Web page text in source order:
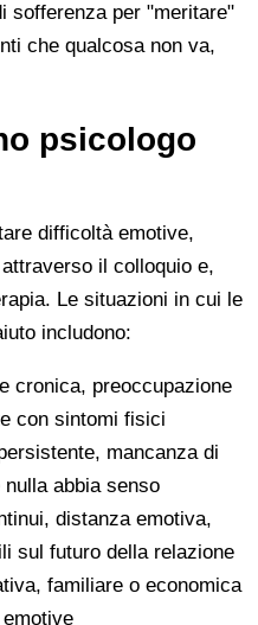
sofferenza per "meritare"
che qualcosa non va,
psicologo
difficoltà emotive,
il colloquio e,
Le situazioni in cui le
includono:
cronica, preoccupazione
con sintomi fisici
mancanza di
abbia senso
distanza emotiva,
sul futuro della relazione
familiare o economica